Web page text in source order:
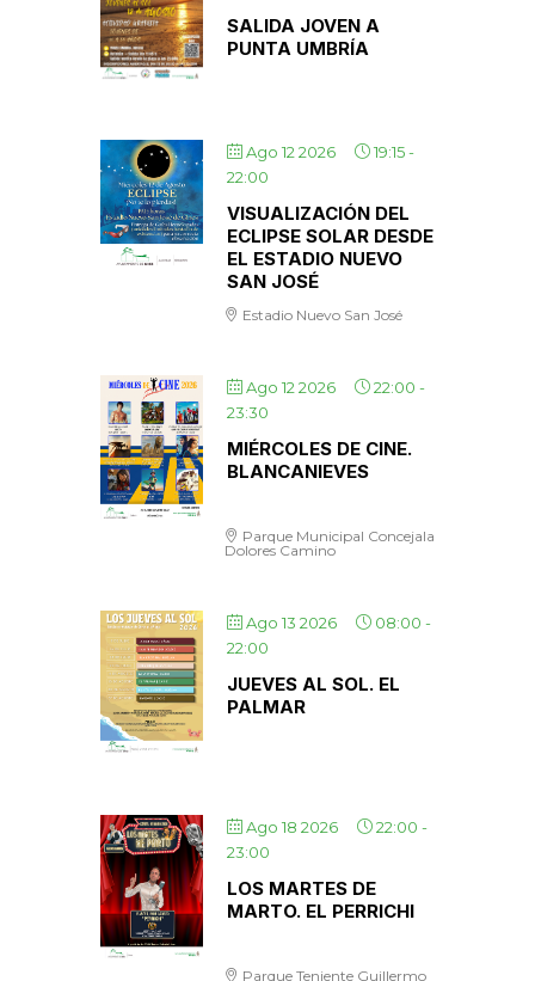
SALIDA JOVEN A
PUNTA UMBRÍA
Ago 12 2026 19:15-
22:00
VISUALIZACIÓN DEL
ECLIPSE SOLAR DESDE
EL ESTADIO NUEVO
SAN JOSÉ
Estadio Nuevo San José
Ago 12 2026 22:00 -
23:30
MIÉRCOLES DE CINE.
BLANCANIEVES
Parque Municipal Concejala
Dolores Camino
Ago 13 2026 08:00 -
22:00
JUEVES AL SOL. EL
PALMAR
Ago 18 2026 22:00 -
23:00
LOS MARTES DE
MARTO. EL PERRICHI
Parque Teniente Guillermo